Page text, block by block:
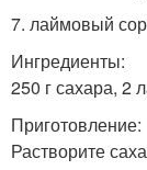
7. лаймовый
Ингредиенты:
250 г сахара, 2
Приготовление:
Растворите